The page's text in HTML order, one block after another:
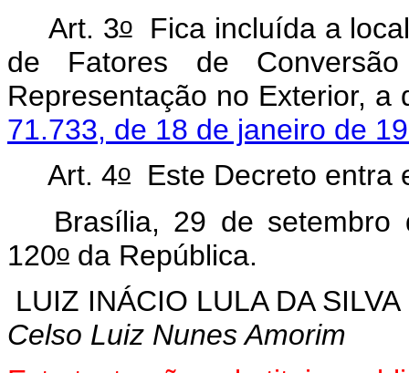
Art. 3oFica incluída a
de Fatores de
Representação no Exterior,
71.733, de 18 de janeiro de
Art. 4o Este Decreto entra
Brasília, 29 de setembro
120o da República.
LUIZ INÁCIO LULA DA SILVA
Celso Luiz Nunes Amorim